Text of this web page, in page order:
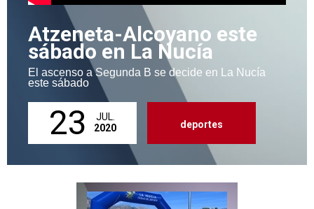
Atzeneta-Alcoyano este
sábado en La Nucía
El ascenso a Segunda B se decide en La Nucía
este sábado
23
JUL.
2020
deportes